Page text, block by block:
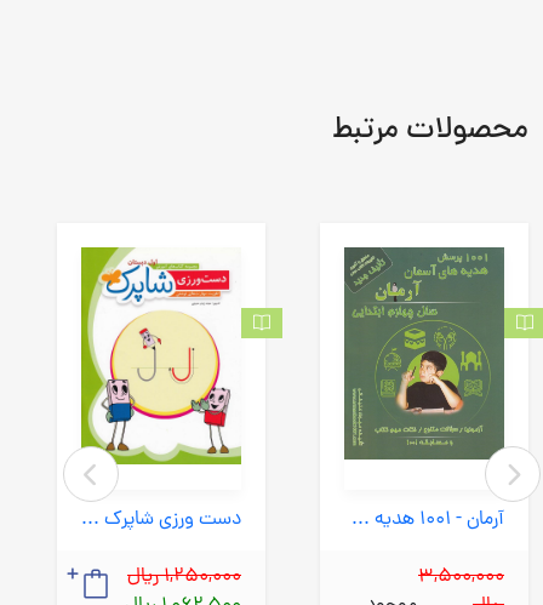
محصولات مرتبط
دست ورزی شاپرک اول دبستان - تقویت مهارت های نوشتن (شباهنگ) رحلی شومیز
1,250,000 ریال
آرمان - 1001 هدیه های آسمان چهارم
3,500,000